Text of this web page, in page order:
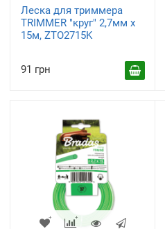
Леска для триммера
TRIMMER "круг" 2,7мм х
15м, ZTO2715K
91 грн